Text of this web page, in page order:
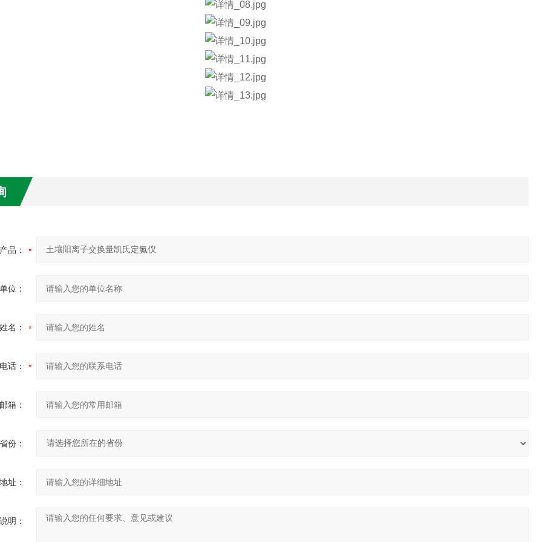
产品：
位：
名：
话：
箱：
省份：
址：
明：